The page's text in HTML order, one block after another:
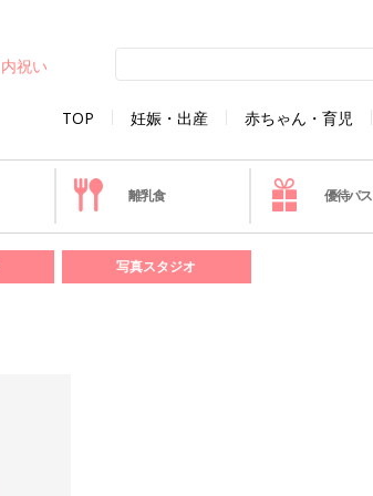
TOP 妊娠・出産 赤ちゃん・育児
内祝い
離乳食 優待パス
写真スタジオ